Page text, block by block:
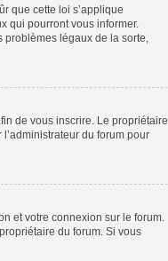
que cette loi s’applique
qui pourront vous informer.
légaux de la sorte,
de vous inscrire. Le propriétaire
du forum pour
et votre connexion sur le forum.
du forum. Si vous